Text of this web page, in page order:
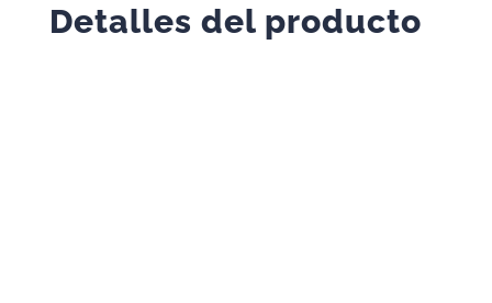
Detalles del producto